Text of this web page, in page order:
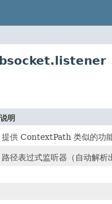
说明
提供 ContextPath 类似的功
路径表过式监听器（自动解